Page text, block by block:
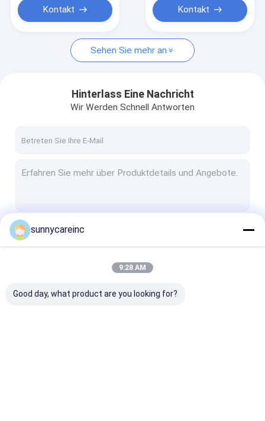
Referenzen
Pflanzenextraktpulver
Kosmetische Rohstoffe
Zutaten der Tierernährung
Nahrungsergänzungsmittelpulver
Kontakt Kontakt
Sehen Sie mehr an
Hinterlass Eine Nachricht
Wir Werden Schnell Antworten
sunnycareinc
9:28 AM
Good day, what product are you looking for?